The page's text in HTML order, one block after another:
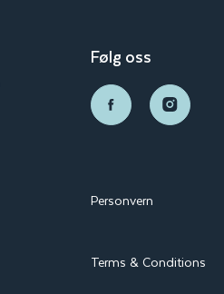
Følg oss
Personvern
Terms & Conditions